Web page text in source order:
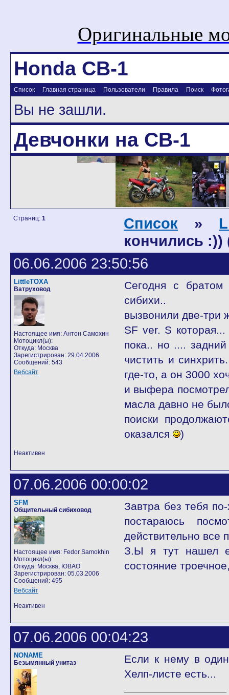
Оригинальные
Honda CB-1
Список Главная страница Пользователи Правила Поиск
Вы не зашли.
Девчонки на CB-1
Страниц: 1 Список »
кончились :))
06.06.2006 23:50:56
LittleTOXA
Ватруховод
Настоящее имя: Антон Самохин
Мотоцикл(ы):
Откуда: Москва
Зарегистрирован: 29.04.2006
Сообщений: 543
Вебсайт
Сегодня с братом
сибихи..
вызвонили две-три
SF ver. S
пока.. но ....
чистить и
где-то, а он 3000
и выфера
масла давно не
поиски
оказался
)
Неактивен
07.06.2006 00:00:02
SFM
Общительный сибиховод
Настоящее имя: Fedor Samokhin
Мотоцикл(ы):
Откуда: Москва, ЮВАО
Зарегистрирован: 05.03.2006
Сообщений: 495
Вебсайт
Завтра без тебя
постараюсь
действительно все
З.Ы я тут нашел
состояние
Неактивен
07.06.2006 00:04:23
NONAME
Безымянный унитаз
Если к нему в
Хелп-листе есть...